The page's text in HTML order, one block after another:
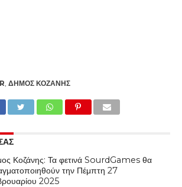
ΔΉΜΟΣ ΚΟΖΆΝΗΣ
Κοζάνης: Τα φετινά SourdGames θα
την Πέμπτη 27
2025